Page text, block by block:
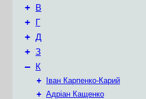
+ В
+ Г
+ Д
+ З
– К
+
Іван Карпенко-Карий
+ Адріан Кащенко